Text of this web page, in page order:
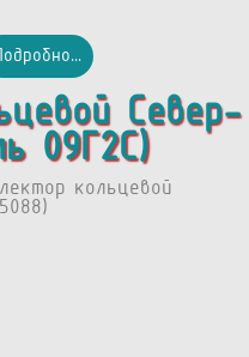
Подробно...
Север-
09Г2С)
кольцевой